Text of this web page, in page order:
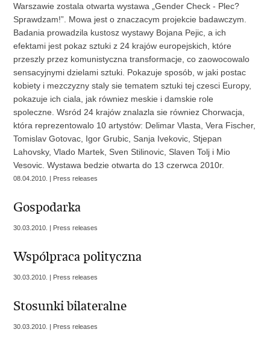
Warszawie zostala otwarta wystawa „Gender Check - Plec?
Sprawdzam!”. Mowa jest o znaczacym projekcie badawczym.
Badania prowadzila kustosz wystawy Bojana Pejic, a ich
efektami jest pokaz sztuki z 24 krajów europejskich, które
przeszly przez komunistyczna transformacje, co zaowocowalo
sensacyjnymi dzielami sztuki. Pokazuje sposób, w jaki postac
kobiety i mezczyzny staly sie tematem sztuki tej czesci Europy,
pokazuje ich ciala, jak równiez meskie i damskie role
spoleczne. Wsród 24 krajów znalazla sie równiez Chorwacja,
która reprezentowalo 10 artystów: Delimar Vlasta, Vera Fischer,
Tomislav Gotovac, Igor Grubic, Sanja Ivekovic, Stjepan
Lahovsky, Vlado Martek, Sven Stilinovic, Slaven Tolj i Mio
Vesovic. Wystawa bedzie otwarta do 13 czerwca 2010r.
08.04.2010. | Press releases
Gospodarka
30.03.2010. | Press releases
Wspólpraca polityczna
30.03.2010. | Press releases
Stosunki bilateralne
30.03.2010. | Press releases